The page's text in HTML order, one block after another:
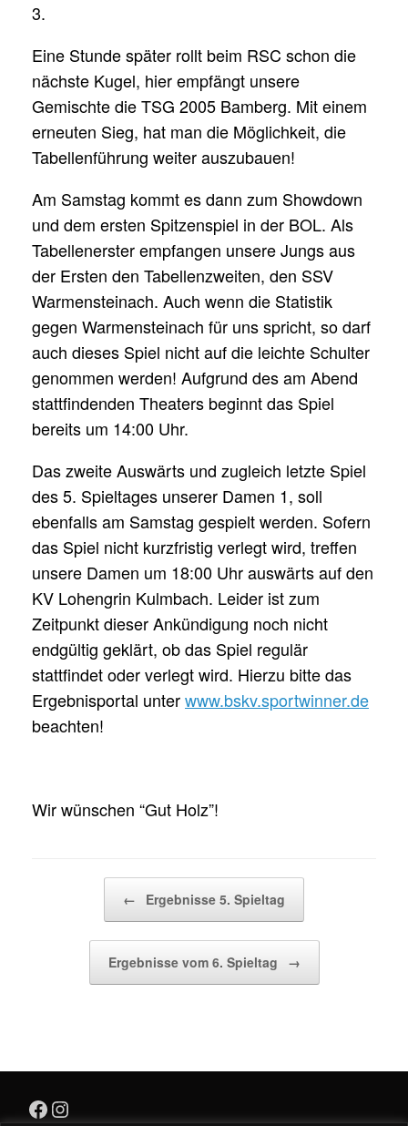
3.
Eine Stunde später rollt beim RSC schon die
nächste Kugel, hier empfängt unsere
Gemischte die TSG 2005 Bamberg. Mit einem
erneuten Sieg, hat man die Möglichkeit, die
Tabellenführung weiter auszubauen!
Am Samstag kommt es dann zum Showdown
und dem ersten Spitzenspiel in der BOL. Als
Tabellenerster empfangen unsere Jungs aus
der Ersten den Tabellenzweiten, den SSV
Warmensteinach. Auch wenn die Statistik
gegen Warmensteinach für uns spricht, so darf
auch dieses Spiel nicht auf die leichte Schulter
genommen werden! Aufgrund des am Abend
stattfindenden Theaters beginnt das Spiel
bereits um 14:00 Uhr.
Das zweite Auswärts und zugleich letzte Spiel
des 5. Spieltages unserer Damen 1, soll
ebenfalls am Samstag gespielt werden. Sofern
das Spiel nicht kurzfristig verlegt wird, treffen
unsere Damen um 18:00 Uhr auswärts auf den
KV Lohengrin Kulmbach. Leider ist zum
Zeitpunkt dieser Ankündigung noch nicht
endgültig geklärt, ob das Spiel regulär
stattfindet oder verlegt wird. Hierzu bitte das
Ergebnisportal unterwww.bskv.sportwinner.de
beachten!
Wir wünschen “Gut Holz”!
← Ergebnisse 5. Spieltag
Ergebnisse vom 6. Spieltag →
Facebook
Instagram